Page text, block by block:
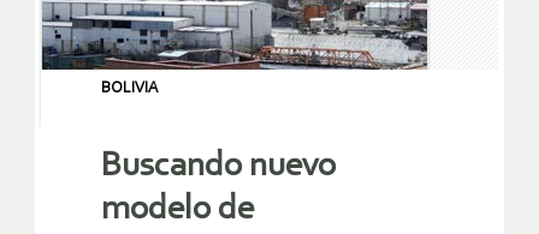
BOLIVIA
Buscando nuevo
modelo de